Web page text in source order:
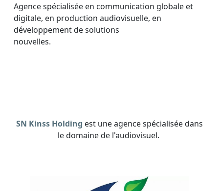
Agence spécialisée en communication globale et
digitale, en production audiovisuelle, en
développement de solutions
nouvelles.
SN Kinss Holding est une agence spécialisée dans
le domaine de l'audiovisuel.